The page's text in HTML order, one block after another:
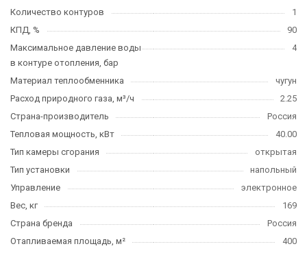
Количество контуров
1
КПД, %
90
Максимальное давление воды
в контуре отопления, бар
4
Материал теплообменника
чугун
Расход природного газа, м³/ч
2.25
Страна-производитель
Россия
Тепловая мощность, кВт
40.00
Тип камеры сгорания
открытая
Тип установки
напольный
Управление
электронное
Вес, кг
169
Страна бренда
Россия
Отапливаемая площадь, м²
400